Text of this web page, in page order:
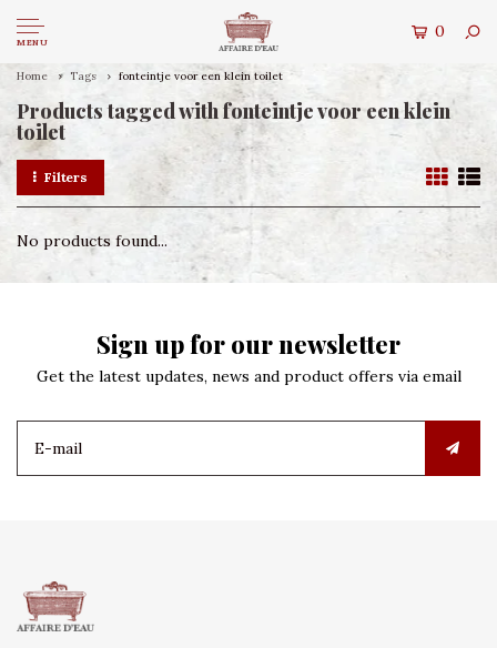
MENU
0
Home Tags fonteintje voor een klein toilet
Products tagged with fonteintje voor een klein
toilet
Filters
No products found...
Sign up for our newsletter
Get the latest updates, news and product offers via email